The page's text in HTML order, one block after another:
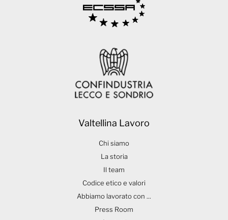
Valtellina Lavoro
Chi siamo
La storia
Il team
Codice etico e valori
Abbiamo lavorato con ...
Press Room